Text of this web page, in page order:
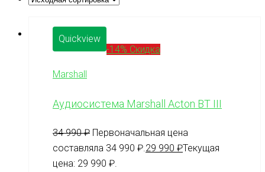
Quickview
-14% Скидка
Marshall
Аудиосистема Marshall Acton BT III
34 990₽ Первоначальная цена
составляла 34 990 ₽. 29 990 ₽Текущая
цена: 29 990 ₽.